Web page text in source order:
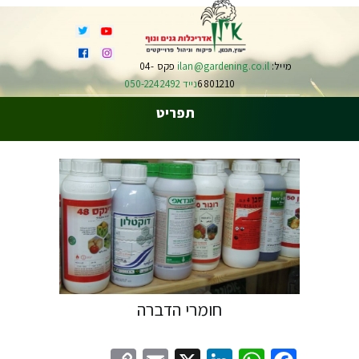
מייל:ilan@gardening.co.il
פקס 04-
6801210נייד 050-2242492
תפריט
חומרי הדברה